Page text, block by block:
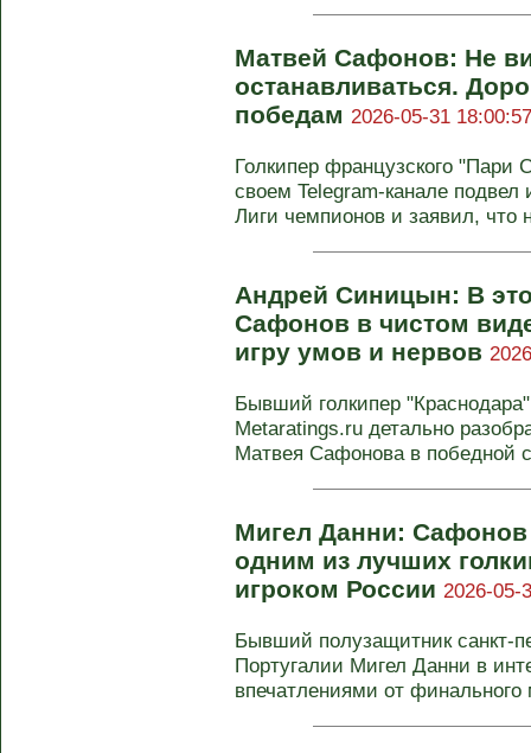
Матвей Сафонов: Не
останавливаться.
победам 2026-05-31 18:00:57
Голкипер французского
своем Telegram-канале
Лиги чемпионов и заявил, что
Андрей Синицын: В
Сафонов в чистом
игру умов и нервов
Бывший голкипер
Metaratings.ru детально
Матвея Сафонова в победной
Мигел Данни: Сафонов
одним из лучших
игроком России 2026-05-
Бывший полузащитник санкт-
Португалии Мигел Данни в
впечатлениями от финального